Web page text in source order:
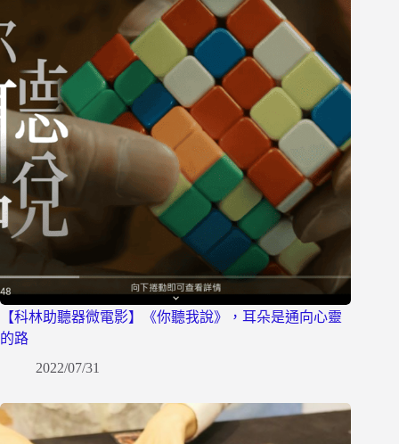
【科林助聽器微電影】《你聽我說》，耳朵是通向心靈
的路
2022/07/31